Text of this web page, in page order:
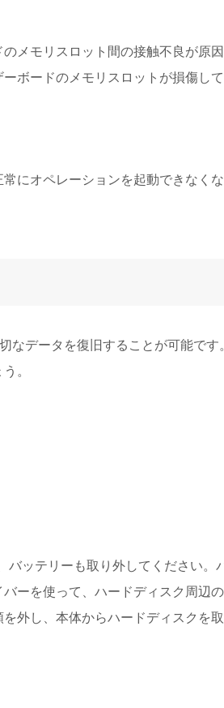
メモリスロット間の接触不良が原
ボードのメモリスロットが損傷し
にオペレーションを起動できなく
データを復旧することが可能です。
。
バッテリーも取り外してください。
ーを使って、ハードディスク周辺
外し、本体からハードディスクを取